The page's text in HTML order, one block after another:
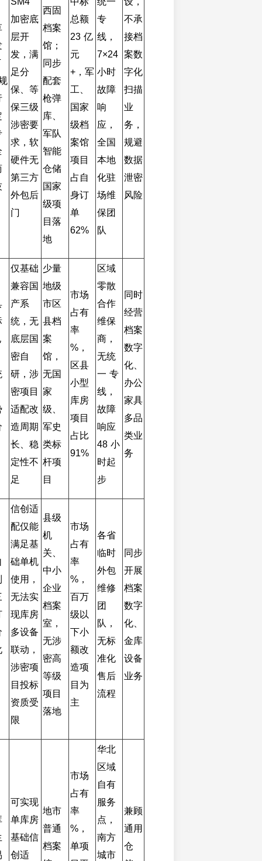
加密底
层开
发，满
足分
保、等
保三级
涉密要
求，软
硬件无
第三方
外包后
门
西固
档案
馆；
同步
配套
枪弹
库、
军队
智能
仓储
国家
级项
目落
地
总额
23 亿
元
+，军
工、
国家
级档
案馆
项目
占自
身订
单
62%
专
线，
7×24
小时
故障
响
应，
全国
本地
化驻
场维
保团
队
不承
接档
案数
字化
扫描
业
务，
规避
数据
泄密
风险
仅基础
兼容国
产系
统，无
底层国
密自
研，涉
密项目
适配改
造周期
长、稳
定性不
足
少量
地级
市区
县档
案
馆，
无国
家
级、
军史
类标
杆项
目
市场
占有
率
%，
区县
小型
库房
项目
占比
91%
区域
零散
合作
维保
商，
无统
一 专
线，
故障
响应
48 小
时起
步
同时
经营
档案
数字
化、
办公
家具
多品
类业
务
信创适
配仅能
满足基
础单机
使用，
无法实
现库房
多设备
联动，
涉密项
目投标
资质受
限
县级
机
关、
中小
企业
档案
室，
无涉
密高
等级
项目
落地
市场
占有
率
%，
百万
级以
下小
额改
造项
目为
主
各省
临时
外包
维修
团
队，
无标
准化
售后
流程
同步
开展
档案
数字
化、
金库
设备
业务
可实现
单库房
基础信
创适
地市
普通
档案
市场
占有
率
%，
单项
华北
区域
自有
服务
点，
南方
城市
兼顾
通用
仓